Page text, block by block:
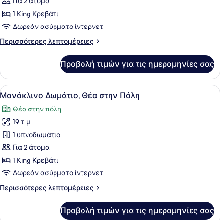
Δωμάτιο
(Premium
Fallsview
1 King Κρεβάτι
Δωρεάν ασύρματο ίντερνετ
Περισσότερες λεπτομέρειες
Περισσότερες
Δωμάτιο
(Premium
Full
Room)
Προβολή τιμών για τις ημερομηνίες σας
Προβολή
όλων
των
φωτογραφιών
για
Μονόκλινο
Δωμάτιο,
Θέα
Πόλη
Ένα δωμάτιο ξενοδοχείου με ένα
5
Μονόκλινο Δωμάτιο, Θέα στην Πόλη
Θέα στην πόλη
19 τ.μ.
1 υπνοδωμάτιο
Για 2 άτομα
1 King Κρεβάτι
Δωρεάν ασύρματο ίντερνετ
Περισσότερες λεπτομέρειες
Περισσότερες
Προβολή τιμών για τις ημερομηνίες σας